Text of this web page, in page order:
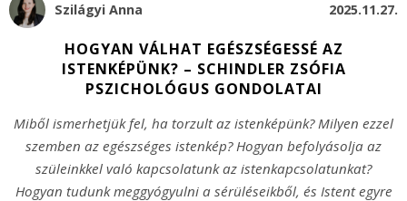
Szilágyi Anna 2025.11.27.
HOGYAN VÁLHAT EGÉSZSÉGESSÉ AZ
ISTENKÉPÜNK? – SCHINDLER ZSÓFIA
PSZICHOLÓGUS GONDOLATAI
Miből ismerhetjük fel, ha torzult az istenképünk? Milyen ezzel
szemben az egészséges istenkép? Hogyan befolyásolja az
szüleinkkel való kapcsolatunk az istenkapcsolatunkat?
Hogyan tudunk meggyógyulni a sérüléseikből, és Istent egyre